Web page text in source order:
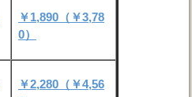
￥1,890（￥3,78
0）
￥2,280（￥4,56